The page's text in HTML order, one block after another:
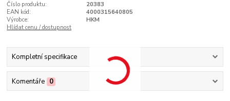
Číslo produktu:
20383
EAN kód:
4000315640805
Výrobce:
HKM
Hlídat cenu / dostupnost
Kompletní specifikace
Komentáře 0